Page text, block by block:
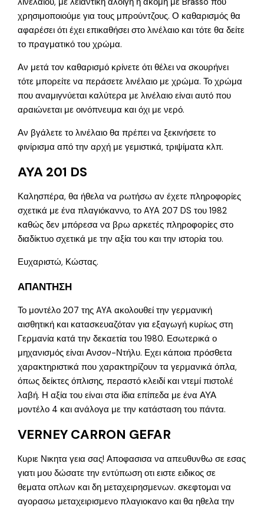
λινελαίου, με λειαντική αλοιγή ή ακόμη με Brasso που
χρησιμοποιούμε για τους μπρούντζους. Ο καθαρισμός θα
αφαρέσει ότι έχει επικαθήσει στο λινέλαιο και τότε θα δείτε
το πραγματικό του χρώμα.
Αν μετά τον καθαρισμό κρίνετε ότι θέλει να σκουρήνει
τότε μπορείτε να περάσετε λινέλαιο με χρώμα. Το χρώμα
που αναμιγνύεται καλύτερα με λινέλαιο είναι αυτό που
αραιώνεται με οινόπνευμα και όχι με νερό.
Αν βγάλετε το λινέλαιο θα πρέπει να ξεκινήσετε το
φινίρισμα από την αρχή με γεμιστικά, τριψίματα κλπ.
ΑΥΑ 201 DS
Καλησπέρα, θα ήθελα να ρωτήσω αν έχετε πληροφορίες
σχετικά με ένα πλαγιόκαννο, το AYA 207 DS του 1982
καθώς δεν μπόρεσα να βρω αρκετές πληροφορίες στο
διαδίκτυο σχετικά με την αξία του και την ιστορία του.
Ευχαριστώ, Κώστας.
ΑΠΑΝΤΗΣΗ
Το μοντέλο 207 της AYA ακολουθεί την γερμανική
αισθητική και κατασκευαζόταν για εξαγωγή κυρίως στη
Γερμανία κατά την δεκαετία του 1980. Εσωτερικά ο
μηχανισμός είναι Ανσον-Ντήλυ. Εχει κάποια πρόσθετα
χαρακτηριστικά που χαρακτηρίζουν τα γερμανικά όπλα,
όπως δείκτες όπλισης, περαστό κλειδί και ντεμί πιστολέ
λαβή. Η αξία του είναι στα ίδια επίπεδα με ένα ΑΥΑ
μοντέλο 4 και ανάλογα με την κατάσταση του πάντα.
VERNEY CARRON GEFAR
Kυριε Νικητα γεια σας! Αποφασισα να απευθυνθω σε εσας
γιατι μου δώσατε την εντύπωση οτι ειστε ειδικος σε
θεματα οπλων και δη μεταχειρησμενων. σκεφτομαι να
αγορασω μεταχειρισμενο πλαγιοκανο και θα ηθελα την